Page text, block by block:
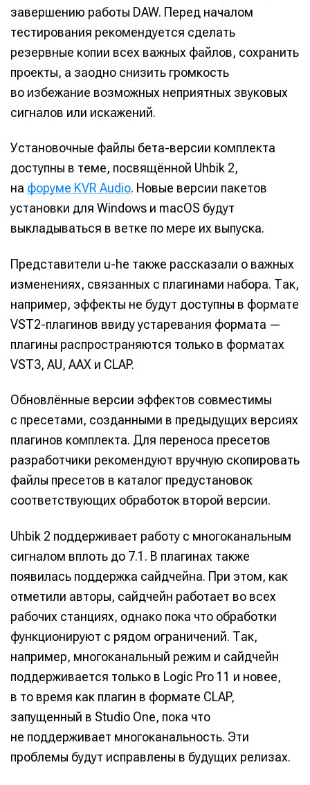
завершению работы DAW. Перед началом
тестирования рекомендуется сделать
резервные копии всех важных файлов, сохранить
проекты, а заодно снизить громкость
во избежание возможных неприятных звуковых
сигналов или искажений.
Установочные файлы бета-версии комплекта
доступны в теме, посвящённой Uhbik 2,
на форуме KVR Audio. Новые версии пакетов
установки для Windows и macOS будут
выкладываться в ветке по мере их выпуска.
Представители u-he также рассказали о важных
изменениях, связанных с плагинами набора. Так,
например, эффекты не будут доступны в формате
VST2-плагинов ввиду устаревания формата —
плагины распространяются только в форматах
VST3, AU, AAX и CLAP.
Обновлённые версии эффектов совместимы
с пресетами, созданными в предыдущих версиях
плагинов комплекта. Для переноса пресетов
разработчики рекомендуют вручную скопировать
файлы пресетов в каталог предустановок
соответствующих обработок второй версии.
Uhbik 2 поддерживает работу с многоканальным
сигналом вплоть до 7.1. В плагинах также
появилась поддержка сайдчейна. При этом, как
отметили авторы, сайдчейн работает во всех
рабочих станциях, однако пока что обработки
функционируют с рядом ограничений. Так,
например, многоканальный режим и сайдчейн
поддерживается только в Logic Pro 11 и новее,
в то время как плагин в формате CLAP,
запущенный в Studio One, пока что
не поддерживает многоканальность. Эти
проблемы будут исправлены в будущих релизах.